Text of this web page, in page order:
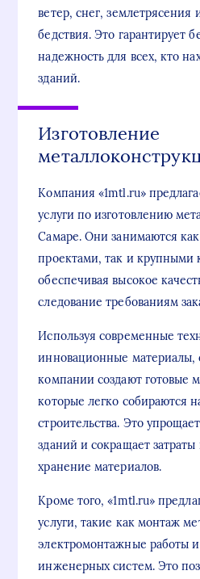
ветер, снег, землетрясения
бедствия. Это гарантирует
надежность для всех, кто
зданий.
Изготовление
Компания «1mtl.ru»
услуги по изготовлению
Самаре. Они занимаются
проектами, так и крупными
обеспечивая высокое
следование требованиям
Используя современные
инновационные материалы,
компании создают готовые
которые легко собираются
строительства. Это
зданий и сокращает
хранение материалов.
Кроме того, «1mtl.ru»
услуги, такие как монтаж
электромонтажные работы и
инженерных систем. Это